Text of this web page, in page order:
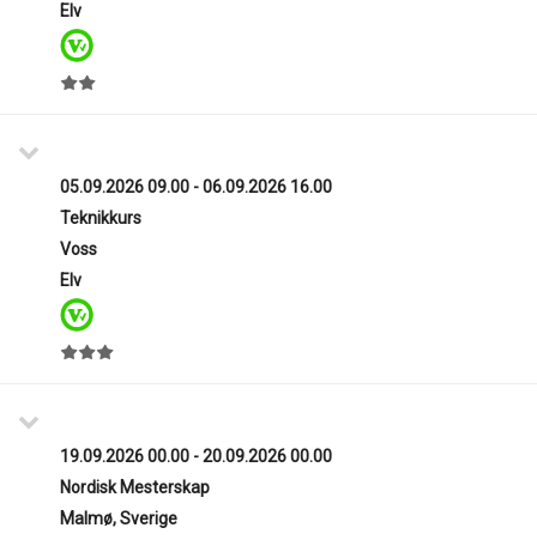
Elv
05.09.2026 09.00 - 06.09.2026 16.00
Teknikkurs
Voss
Elv
19.09.2026 00.00 - 20.09.2026 00.00
Nordisk Mesterskap
Malmø, Sverige